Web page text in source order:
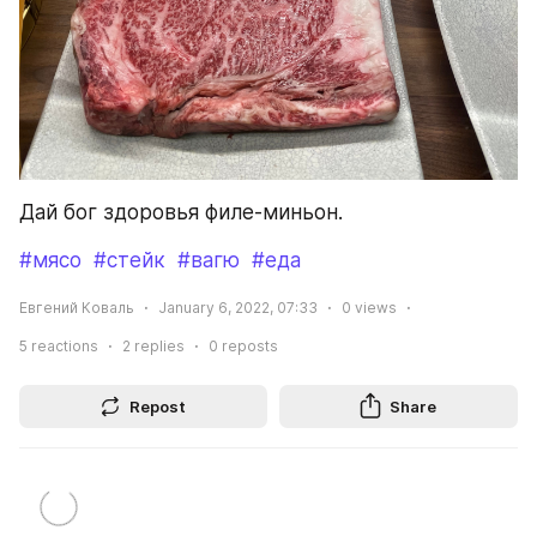
Дай бог здоровья филе-миньон.
#мясо #стейк #вагю #еда
Евгений Коваль January 6, 2022, 07:33 0 views
5 reactions 2 replies 0 reposts
Repost Share